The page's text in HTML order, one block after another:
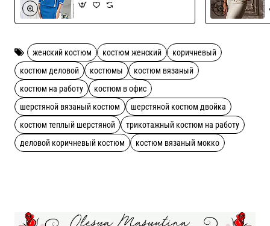
Рекомендации по уходу ручная стирка
женский костюм костюм женский
коричневый
костюм деловой
костюмы
костюм вязаный
костюм на работу
костюм в офис
шерстяной вязаный костюм
шерстяной костюм двойка
костюм теплый шерстяной
трикотажный костюм на работу
деловой коричневый костюм
костюм вязаный мокко